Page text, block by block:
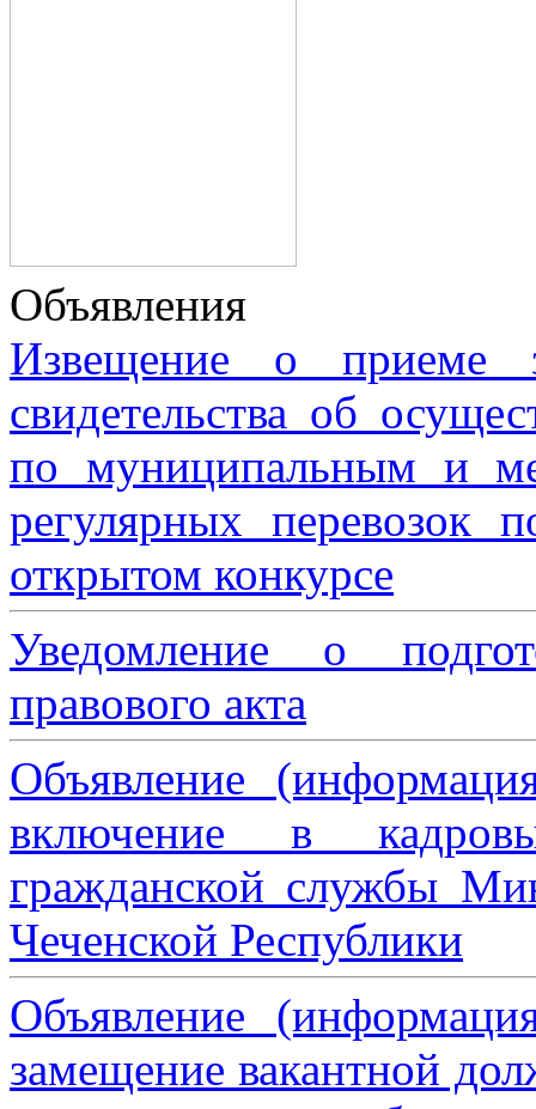
Объявления
Извещение о приеме
свидетельства об
по муниципальным и
регулярных перевозок
открытом конкурсе
Уведомление о
правового акта
Объявление
включение в
гражданской службы
Чеченской Республики
Объявление
замещение вакантной